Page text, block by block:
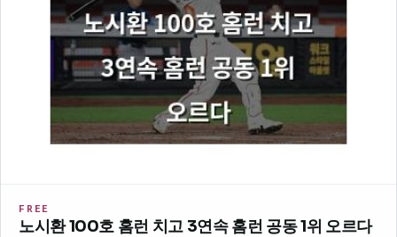
FREE
노시환 100호 홈런 치고 3연속 홈런 공동 1위 오르다